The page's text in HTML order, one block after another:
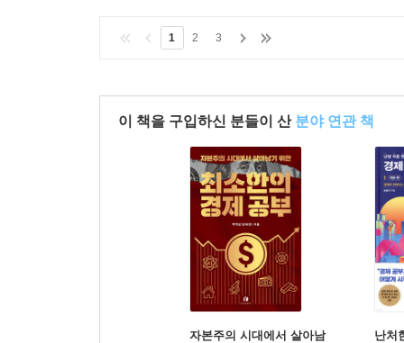
1 2 3
이 책을 구입하신 분들이 산 분야 연관 책
자본주의 시대에서 살아남
난처